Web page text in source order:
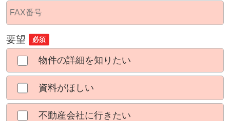
要望 必須
物件の詳細を知りたい
資料がほしい
不動産会社に行きたい